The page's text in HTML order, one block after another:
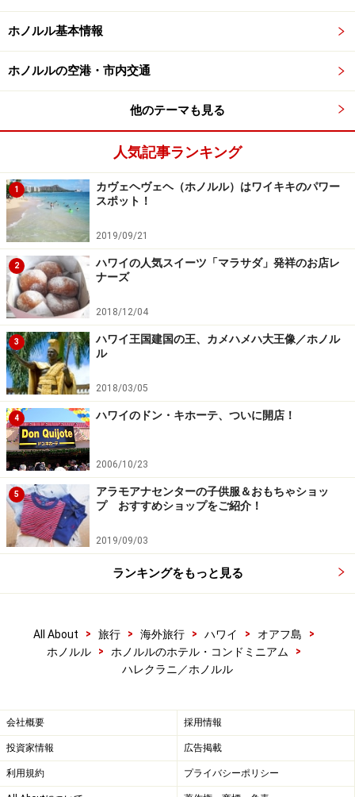
海沿いにコンクリートの遊歩道が設けらていることか
ら、ホテル前で海水浴ができる砂浜は短いものの、それ
が、プールエリアの静けさを保っているよう。ちなみ
に、ハレクラニ前の海は「カヴェヘヴェヘ」と呼ばれ、
カヴェヘヴェヘ紹介記事はこちら＞＞＞
ースポット、カヴェヘヴェヘ／ホノルル
※記事内容は執筆時点のものです。最新の内容をご確認くださ
い。
※海外を訪れる際には最新情報の入手に努め、「
ホームページ 」を確認するなど、安全確保に十分注意を払ってく
ださい。
ホノルル基本情報
ホノルルの空港・市内交通
他のテーマも見る
人気記事ランキング
1
カヴェヘヴェヘ（ホノルル）はワイキキのパワー
スポット！
2019/09/21
2
ハワイの人気スイーツ「マラサダ」発祥のお店レ
ナーズ
2018/12/04
3
ハワイ王国建国の王、カメハメハ大王像／ホノル
ル
2018/03/05
4 ハワイのドン・キホーテ、ついに開店！
2006/10/23
5
アラモアナセンターの子供服＆おもちゃショッ
プ おすすめショップをご紹介！
2019/09/03
ランキングをもっと見る
All About > 旅行 > 海外旅行 > ハワイ > オアフ島
>
ホノルル
> ホノルルのホテル・コンドミニアム
>
ハレクラニ／ホノルル
会社概要 採用情報
投資家情報 広告掲載
利用規約 プライバシーポリシー